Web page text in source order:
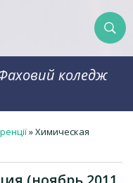
коледж
» Химическая